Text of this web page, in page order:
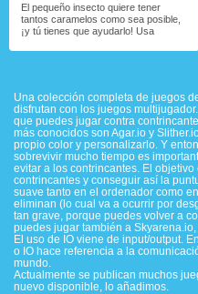
El pequeño insecto quiere tener
tantos caramelos como sea posible,
¡y tú tienes que ayudarlo! Usa
Una colección completa de juegos
disfrutan con los juegos
que puedes jugar contra
más conocidos son Agar.io y
propio color y personalizarlo. Y
sobrevivir mucho tiempo es
evitar a los contrincantes. El
contrincantes y conseguir así la
suave tanto en el ordenador como
eliminan (lo cual va a ocurrir por
tan grave, porque puedes volver a
puedes jugar también a
El uso de IO viene de input/output.
o IO hace referencia a la
mundo.
Actualmente se publican muchos
nuevo disponible, lo añadimos.